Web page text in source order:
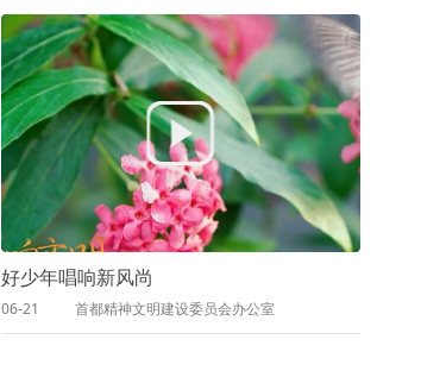
好少年唱响新风尚
06-21 首都精神文明建设委员会办公室